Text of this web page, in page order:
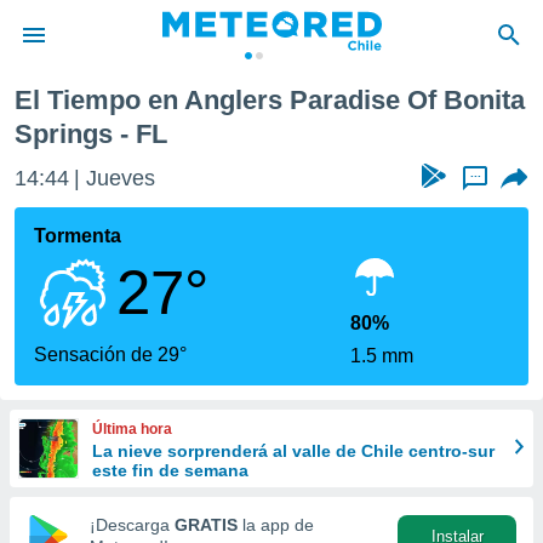
de
para
calidad.
a este
las
forma
digital
El Tiempo en Anglers Paradise Of Bonita
Springs - FL
14:44 Jueves ...
Tormenta
27°
Sensación de 29°
80%
1.5 mm
Última hora
La nieve sorprenderá al valle de Chile centro-sur
este fin de semana
¡Descarga GRATIS la app de
Instalar